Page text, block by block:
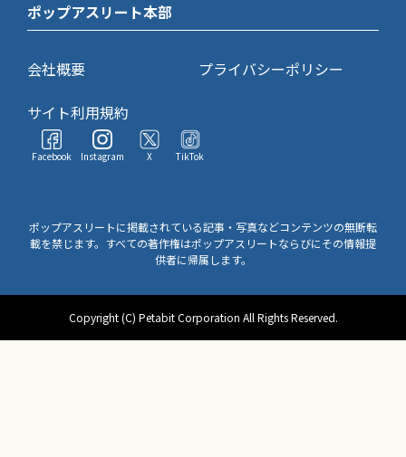
ポップアスリート本部
会社概要
プライバシーポリシー
サイト利用規約
Facebook Instagram X TikTok
ポップアスリートに掲載されている記事・写真などコンテンツの無断転
載を禁じます。すべての著作権はポップアスリートならびにその情報提
供者に帰属します。
Copyright (C) Petabit Corporation All Rights Reserved.